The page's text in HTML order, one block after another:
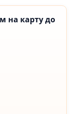
на карту до